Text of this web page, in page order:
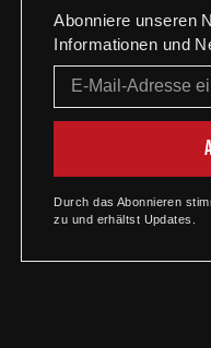
Abonniere unseren
Informationen und
Durch das Abonnieren
zu und erhältst Updates.